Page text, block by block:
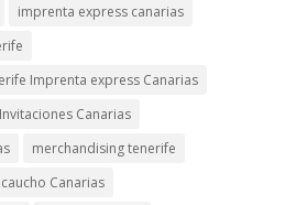
imprenta express canarias
Imprenta express Canarias
Invitaciones Canarias
merchandising tenerife
Canarias